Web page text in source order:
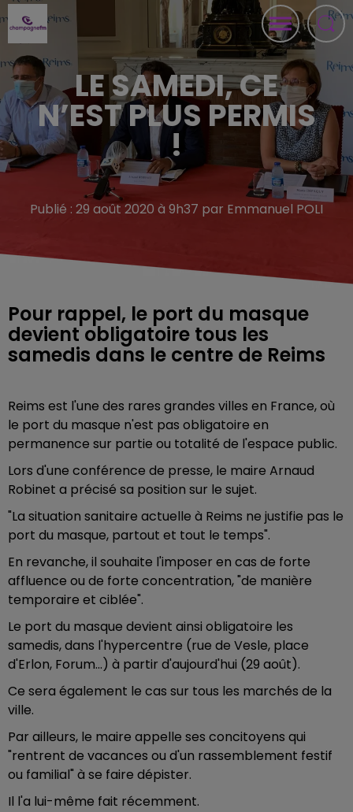
LE SAMEDI, CE
N’EST PLUS PERMIS
!
Publié : 29 août 2020 à 9h37 par Emmanuel POLI
Pour rappel, le port du masque
devient obligatoire tous les
samedis dans le centre de Reims
Reims est l'une des rares grandes villes en France, où
le port du masque n'est pas obligatoire en
permanence sur partie ou totalité de l'espace public.
Lors d'une conférence de presse, le maire Arnaud
Robinet a précisé sa position sur le sujet.
"La situation sanitaire actuelle à Reims ne justifie pas le
port du masque, partout et tout le temps".
En revanche, il souhaite l'imposer en cas de forte
affluence ou de forte concentration, "de manière
temporaire et ciblée".
Le port du masque devient ainsi obligatoire les
samedis, dans l'hypercentre (rue de Vesle, place
d'Erlon, Forum...) à partir d'aujourd'hui (29 août).
Ce sera également le cas sur tous les marchés de la
ville.
Par ailleurs, le maire appelle ses concitoyens qui
"rentrent de vacances ou d'un rassemblement festif
ou familial" à se faire dépister.
Il l'a lui-même fait récemment.